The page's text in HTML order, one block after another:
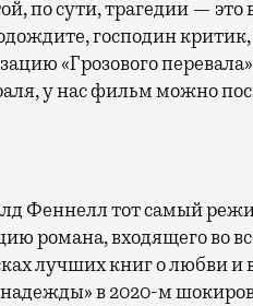
по сути, трагедии —
господин
«Грозового
у нас фильм можно
Феннелл тот самый
романа, входящего во
лучших книг о любви
в 2020-м